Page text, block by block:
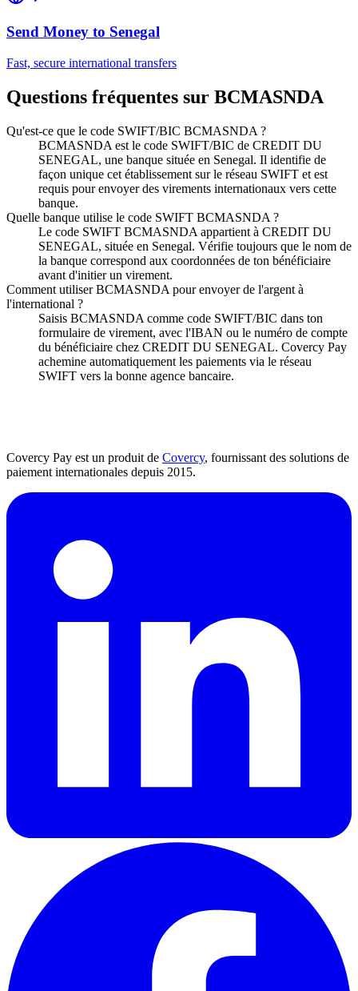
Send Money to Senegal
Fast, secure international transfers
Questions fréquentes sur BCMASNDA
Qu'est-ce que le code SWIFT/BIC BCMASNDA ?
BCMASNDA est le code SWIFT/BIC de CREDIT DU
SENEGAL, une banque située en Senegal. Il identifie de
façon unique cet établissement sur le réseau SWIFT et est
requis pour envoyer des virements internationaux vers cette
banque.
Quelle banque utilise le code SWIFT BCMASNDA ?
Le code SWIFT BCMASNDA appartient à CREDIT DU
SENEGAL, située en Senegal. Vérifie toujours que le nom de
la banque correspond aux coordonnées de ton bénéficiaire
avant d'initier un virement.
Comment utiliser BCMASNDA pour envoyer de l'argent à
l'international ?
Saisis BCMASNDA comme code SWIFT/BIC dans ton
formulaire de virement, avec l'IBAN ou le numéro de compte
du bénéficiaire chez CREDIT DU SENEGAL. Covercy Pay
achemine automatiquement les paiements via le réseau
SWIFT vers la bonne agence bancaire.
Covercy Pay est un produit de Covercy, fournissant des solutions de
paiement internationales depuis 2015.